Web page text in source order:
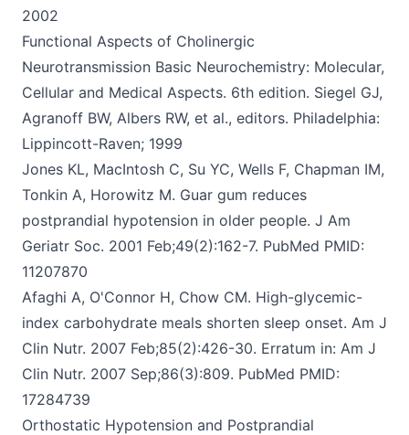
2002
Functional Aspects of Cholinergic
Neurotransmission Basic Neurochemistry: Molecular,
Cellular and Medical Aspects. 6th edition. Siegel GJ,
Agranoff BW, Albers RW, et al., editors. Philadelphia:
Lippincott-Raven; 1999
Jones KL, MacIntosh C, Su YC, Wells F, Chapman IM,
Tonkin A, Horowitz M. Guar gum reduces
postprandial hypotension in older people. J Am
Geriatr Soc. 2001 Feb;49(2):162-7. PubMed PMID:
11207870
Afaghi A, O'Connor H, Chow CM. High-glycemic-
index carbohydrate meals shorten sleep onset. Am J
Clin Nutr. 2007 Feb;85(2):426-30. Erratum in: Am J
Clin Nutr. 2007 Sep;86(3):809. PubMed PMID:
17284739
Orthostatic Hypotension and Postprandial